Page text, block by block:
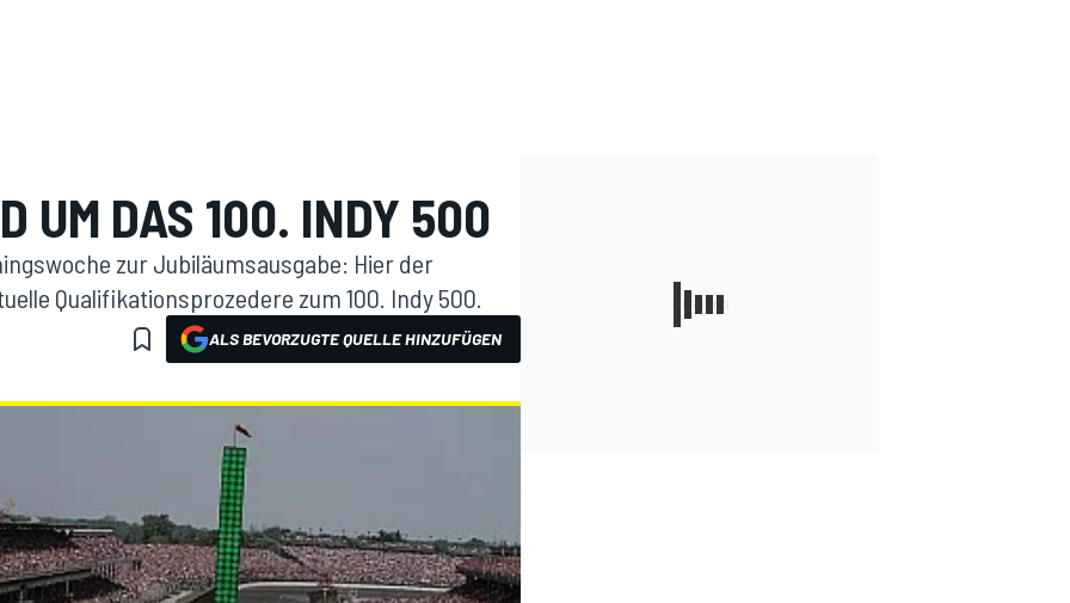
UM DAS 100. INDY 500
zur Jubiläumsausgabe: Hier der
Qualifikationsprozedere zum 100. Indy 500.
ALS BEVORZUGTE QUELLE HINZUFÜGEN